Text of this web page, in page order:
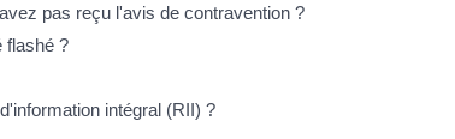
pas reçu l'avis de contravention ?
flashé ?
intégral (RII) ?